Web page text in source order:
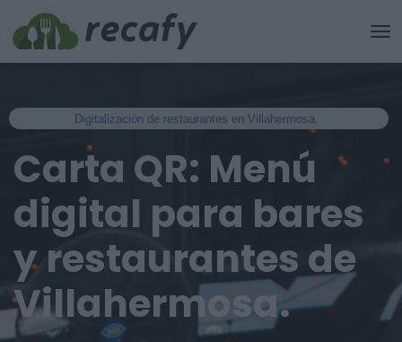
Digitalización de restaurantes en Villahermosa.
Carta QR: Menú
digital para bares
y restaurantes de
Villahermosa.